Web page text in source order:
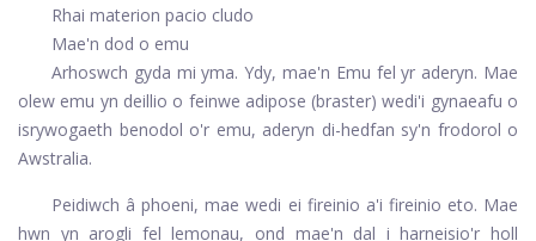
Rhai materion pacio cludo
Mae'n dod o emu
Arhoswch gyda mi yma. Ydy, mae'n Emu fel yr aderyn. Mae
olew emu yn deillio o feinwe adipose (braster) wedi'i gynaeafu o
isrywogaeth benodol o'r emu, aderyn di-hedfan sy'n frodorol o
Awstralia.
Peidiwch â phoeni, mae wedi ei fireinio a'i fireinio eto. Mae
hwn yn arogli fel lemonau, ond mae'n dal i harneisio'r holl